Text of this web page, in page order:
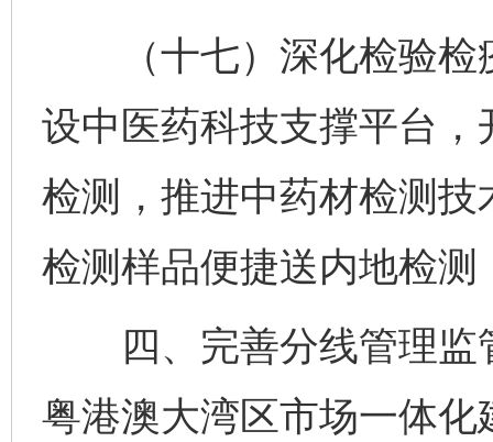
（十七）深化检验检
设中医药科技支撑平台
检测，推进中药材检测
检测样品便捷送内地检
四、完善分线管理监
粤港澳大湾区市场一体化